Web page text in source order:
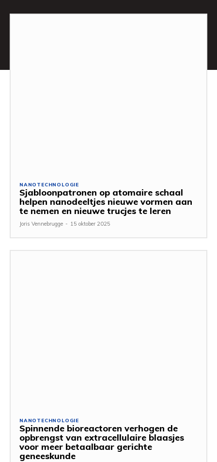
NANOTECHNOLOGIE
Sjabloonpatronen op atomaire schaal
helpen nanodeeltjes nieuwe vormen aan
te nemen en nieuwe trucjes te leren
Joris Vennebrugge - 15 oktober 2025
NANOTECHNOLOGIE
Spinnende bioreactoren verhogen de
opbrengst van extracellulaire blaasjes
voor meer betaalbaar gerichte
geneeskunde